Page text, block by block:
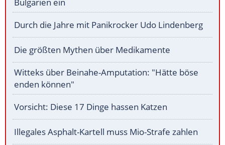
Bulgarien ein
Durch die Jahre mit Panikrocker Udo Lindenberg
Die größten Mythen über Medikamente
Witteks über Beinahe-Amputation: "Hätte böse
enden können"
Vorsicht: Diese 17 Dinge hassen Katzen
Illegales Asphalt-Kartell muss Mio-Strafe zahlen